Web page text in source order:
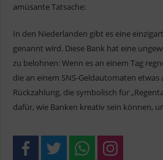
amüsante Tatsache:
In den Niederlanden gibt es eine
genannt wird. Diese Bank hat eine
zu belohnen: Wenn es an einem Tag
die an einem SNS-Geldautomaten etwas
Rückzahlung, die symbolisch für
dafür, wie Banken kreativ sein können,